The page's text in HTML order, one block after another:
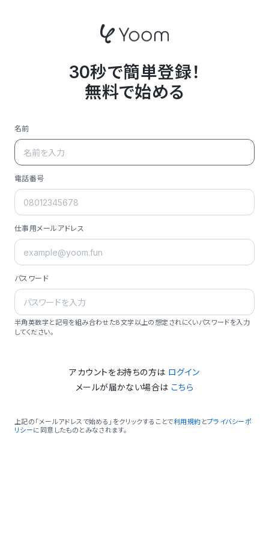
30秒で簡単登録！
無料で始める
名前
電話番号
仕事用メールアドレス
パスワード
半角英数字と記号を組み合わせた8文字以上の想定されにくいパスワードを入力
してください。
アカウントをお持ちの方は ログイン
メールが届かない場合は こちら
上記の「メールアドレスで始める」をクリックすることで利用規約 とプライバシーポ
リシーに同意したものとみなされます。